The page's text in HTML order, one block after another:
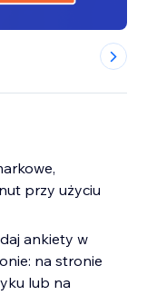
przy użyciu
ankiety w
na stronie
lub na